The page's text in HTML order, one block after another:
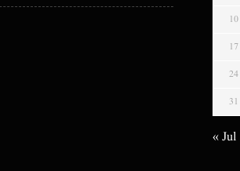
10
17
24
31
« Jul